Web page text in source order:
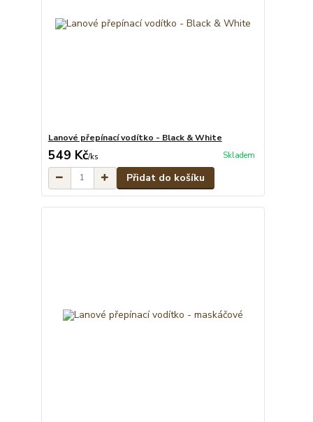
Lanové přepínací vodítko - Black & White
549 Kč/ks Skladem
Přidat do košíku